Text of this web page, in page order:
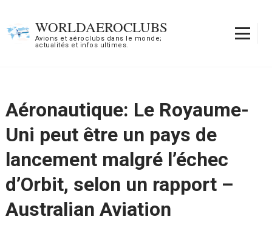
contenu
WORLDAEROCLUBS
Avions et aéroclubs dans le monde;
actualités et infos ultimes.
Aéronautique: Le Royaume-
Uni peut être un pays de
lancement malgré l’échec
d’Orbit, selon un rapport –
Australian Aviation